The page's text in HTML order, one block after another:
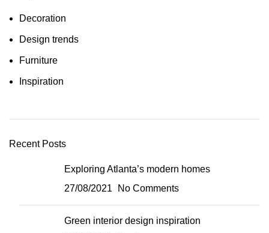
Decoration
Design trends
Furniture
Inspiration
Recent Posts
Exploring Atlanta’s modern homes
27/08/2021
No Comments
Green interior design inspiration